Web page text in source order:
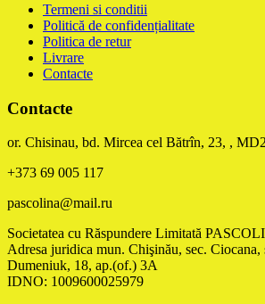
Termeni si conditii
Politică de confidențialitate
Politica de retur
Livrare
Contacte
Contacte
or. Chisinau, bd. Mircea cel Bătrîn, 23, ,
+373 69 005 117
pascolina@mail.ru
Societatea cu Răspundere Limitată
Adresa juridica mun. Chişinău, sec. Ciocana,
Dumeniuk, 18, ap.(of.) 3A
IDNO: 1009600025979